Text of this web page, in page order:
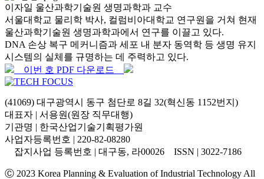
이자일 울산과학기술원 생명과학과 교수
서울대학교 물리학 박사, 컬럼비아대학교 연구원을 거쳐 현재
울산과학기술원 생명과학과에서 연구를 이끌고 있다.
DNA 손상 복구 메커니즘과 세포 내 분자 동역학 등 생명 유지
시스템의 실체를 규명하는 데 주력하고 있다.
이번 호 PDF 다운로드
(41069) 대구광역시 동구 첨단로 8길 32(혁신동 1152번지)
대표자 | 서용원(원장 직무대행)
기관명 | 한국산업기술기획평가원
사업자등록번호 | 220-82-08280
잡지사업 등록번호 | 대구동, 라00026 ISSN | 3022-7186
Ⓒ 2023 Korea Planning & Evaluation of Industrial Technology All